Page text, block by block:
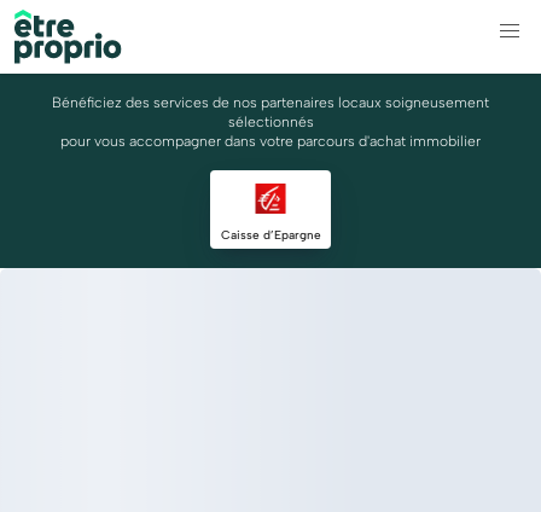
Bénéficiez des services de nos partenaires locaux soigneusement
sélectionnés
pour vous accompagner dans votre parcours d'achat immobilier
Caisse d’Epargne